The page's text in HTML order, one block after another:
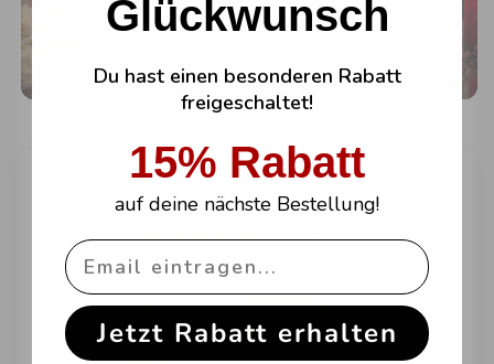
Kundenbewertungen
4.77 von 5
Basierend auf 1.110 Bewertungen
Glückwunsch
Du hast einen besonderen Rabatt
freigeschaltet!
15% Rabatt
auf deine nächste Bestellung!
Jetzt Rabatt erhalten